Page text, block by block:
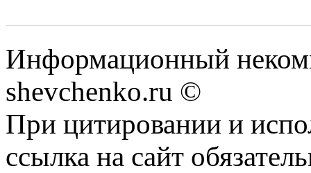
Информационный
shevchenko.ru ©
При цитировании и
ссылка на сайт